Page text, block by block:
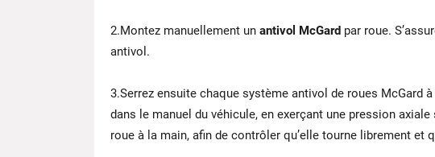
2.Montez manuellement un antivol McGard par roue.
antivol.
3.Serrez ensuite chaque système antivol de roues McGard
dans le manuel du véhicule, en exerçant une pression
roue à la main, afin de contrôler qu’elle tourne librement et